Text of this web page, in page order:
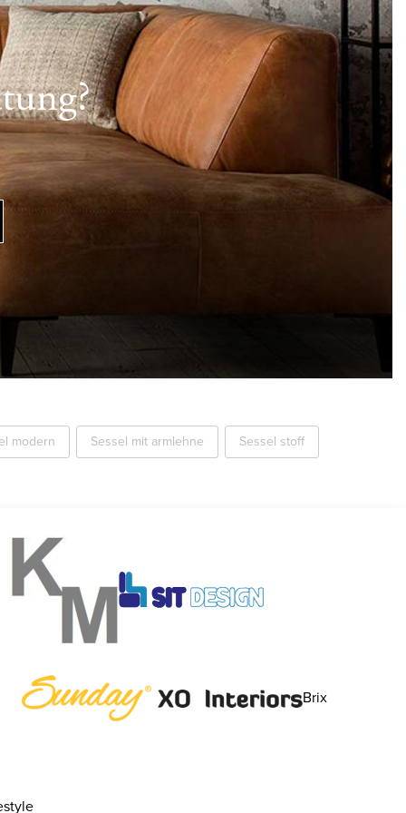
modern Sessel mit armlehne Sessel stoff
Brix